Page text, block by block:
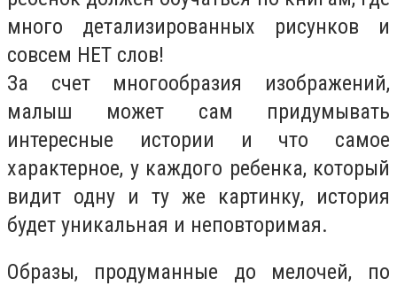
много детализированных рисунков и
совсем НЕТ слов!
За счет многообразия изображений,
малыш может сам придумывать
интересные истории и что самое
характерное, у каждого ребенка, который
видит одну и ту же картинку, история
будет уникальная и неповторимая.
Образы, продуманные до мелочей, по